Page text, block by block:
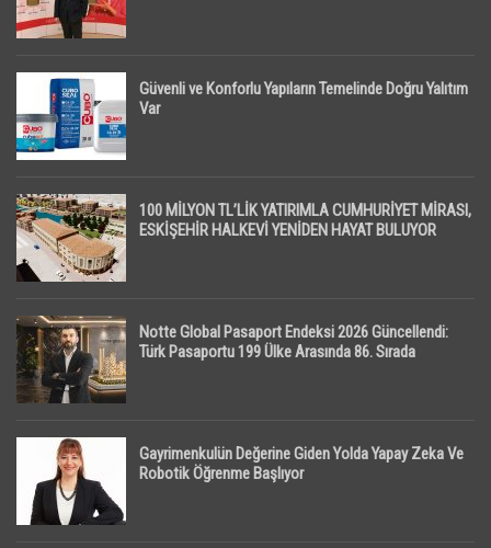
Güvenli ve Konforlu Yapıların Temelinde Doğru Yalıtım
Var
100 MİLYON TL’LİK YATIRIMLA CUMHURİYET MİRASI,
ESKİŞEHİR HALKEVİ YENİDEN HAYAT BULUYOR
Notte Global Pasaport Endeksi 2026 Güncellendi:
Türk Pasaportu 199 Ülke Arasında 86. Sırada
Gayrimenkulün Değerine Giden Yolda Yapay Zeka Ve
Robotik Öğrenme Başlıyor